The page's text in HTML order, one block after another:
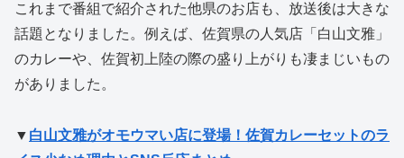
これまで番組で紹介された他県のお店も、放送後は大きな
話題となりました。例えば、佐賀県の人気店「白山文雅」
のカレーや、佐賀初上陸の際の盛り上がりも凄まじいもの
がありました。
▼ 白山文雅がオモウマい店に登場！佐賀カレーセットのラ